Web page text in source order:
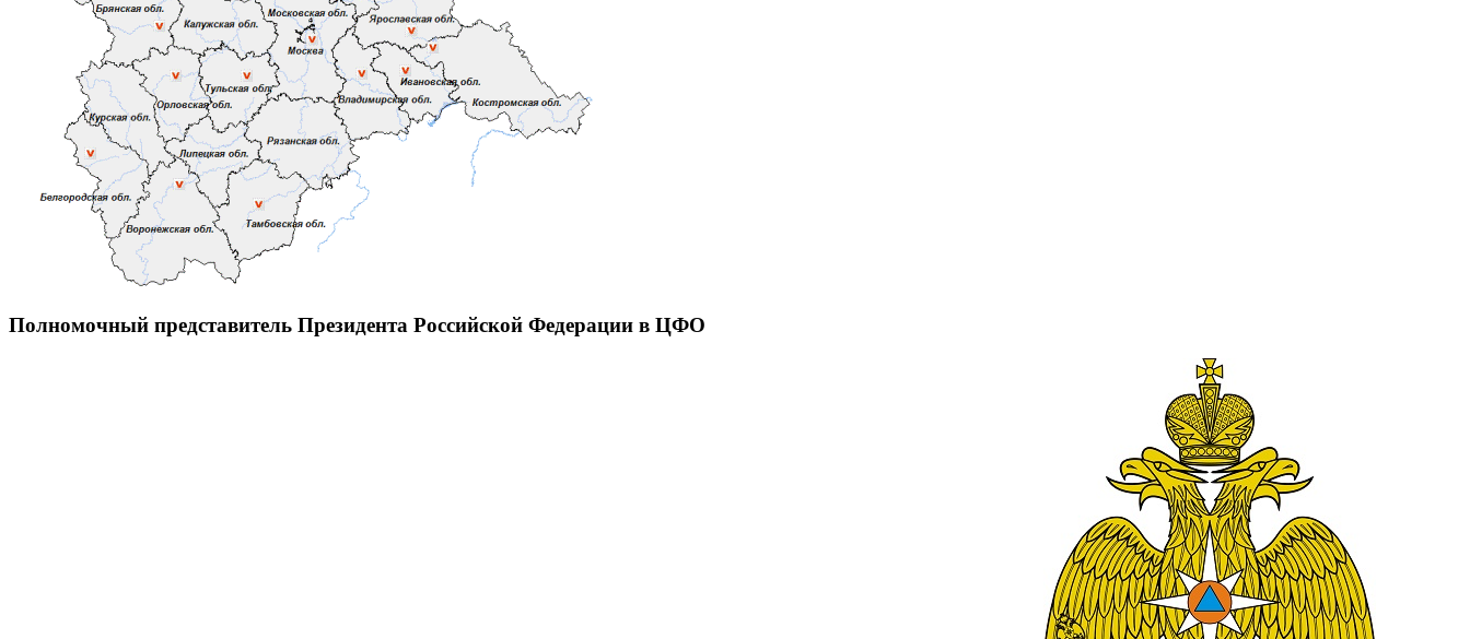
Полномочный представитель Президента Российской Федерации в ЦФО